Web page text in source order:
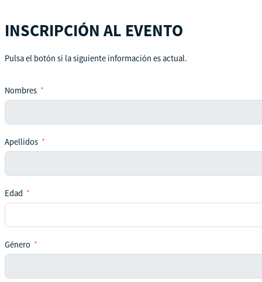
INSCRIPCIÓN AL EVENTO
Pulsa el botón si la siguiente información es actual.
Nombres
Apellidos
Edad
Género